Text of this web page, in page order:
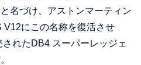
名づけ、アストンマーティン
V12にこの名称を復活させ
れたDB4 スーパーレッジェ